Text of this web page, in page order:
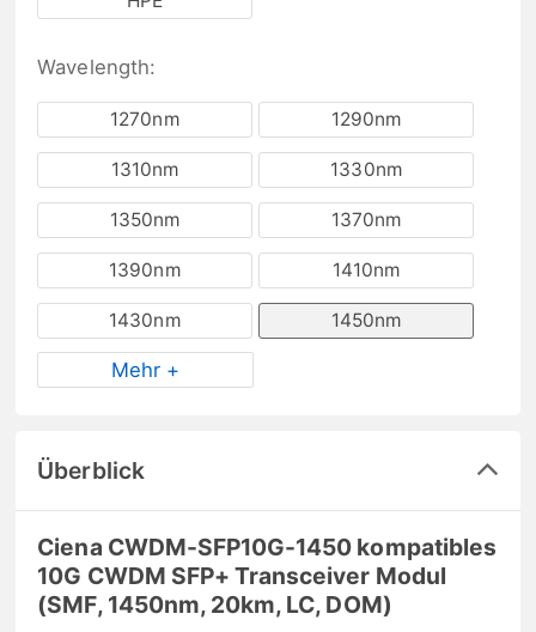
Wavelength:
1270nm 1290nm
1310nm 1330nm
1350nm 1370nm
1390nm 1410nm
1430nm 1450nm
Mehr +
Überblick
Ciena CWDM-SFP10G-1450 kompatibles
10G CWDM SFP+ Transceiver Modul
(SMF, 1450nm, 20km, LC, DOM)